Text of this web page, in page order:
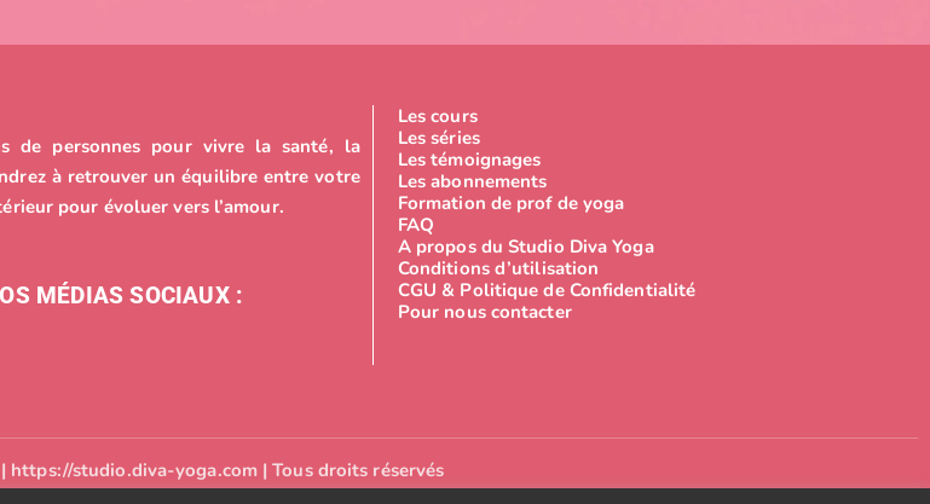
de personnes pour vivre la santé, la
à retrouver un équilibre entre votre
pour évoluer vers l’amour.
MÉDIAS SOCIAUX :
Les cours
Les séries
Les témoignages
Les abonnements
Formation de prof de yoga
FAQ
A propos du Studio Diva Yoga
Conditions d’utilisation
CGU & Politique de Confidentialité
Pour nous contacter
studio.diva-yoga.com | Tous droits réservés